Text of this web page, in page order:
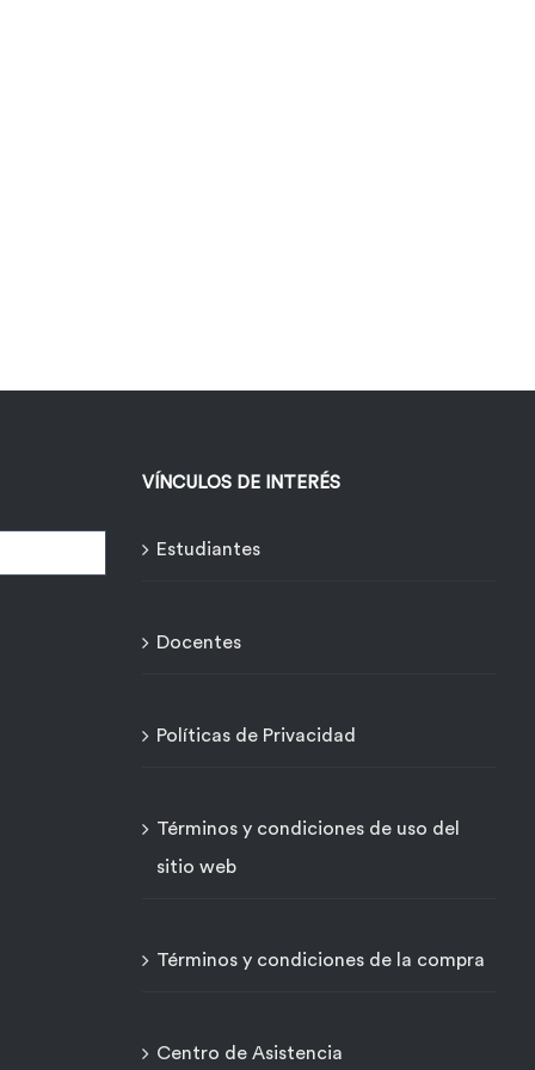
VÍNCULOS DE INTERÉS
Estudiantes
Docentes
Políticas de Privacidad
Términos y condiciones de uso del
sitio web
Términos y condiciones de la compra
Centro de Asistencia